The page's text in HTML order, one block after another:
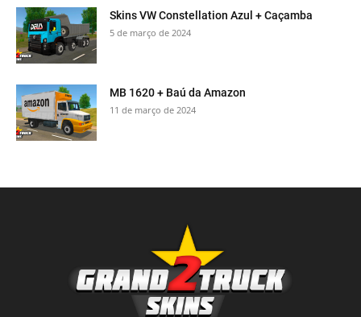
Skins VW Constellation Azul + Caçamba
5 de março de 2024
MB 1620 + Baú da Amazon
11 de março de 2024